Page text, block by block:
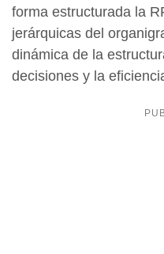
forma estructurada la
jerárquicas del
dinámica de la
decisiones y la